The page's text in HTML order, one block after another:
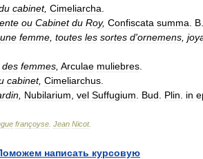
cabinet, Cimeliarcha
ou Cabinet du Roy, Confiscata summa B
une femme toutes les sortes d'ornemens
des femmes Arculae muliebres
cabinet, Cimeliarchus
Nubilarium vel Suffugium Bud Plin in
françoyse Jean Nicot.
написать курсовую